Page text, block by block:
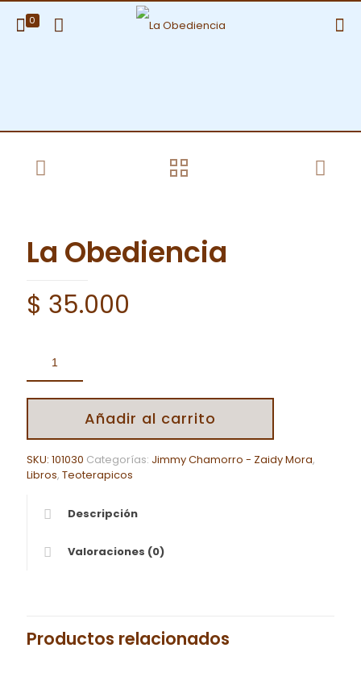
0
La Obediencia
$ 35.000
Añadir al carrito
SKU: 101030 Categorías: Jimmy Chamorro - Zaidy Mora,
Libros, Teoterapicos
Descripción
Valoraciones (0)
Productos relacionados